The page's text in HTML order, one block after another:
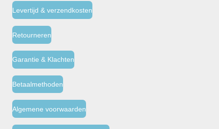
Levertijd & verzendkosten
Retourneren
Garantie & Klachten
Betaalmethoden
Algemene voorwaarden